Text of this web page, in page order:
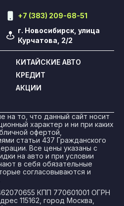
+7 (383) 209-68-51
г. Новосибирск, улица
Курчатова, 2/2
КИТАЙСКИЕ АВТО
КРЕДИТ
АКЦИИ
на то, что данный сайт носит
характер и ни при каких
офертой,
статьи 437 Гражданского
Все цены указаны с
на авто и при условии
в себя обязательные
согласовываются и
КПП 770601001 ОГРН
115162, город Москва,